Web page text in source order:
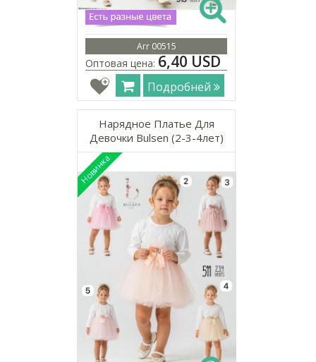
Arr 00515
Оптовая цена: 6,40 USD
Подробней
Нарядное Платье Для
Девочки Bulsen (2-3-4лет)